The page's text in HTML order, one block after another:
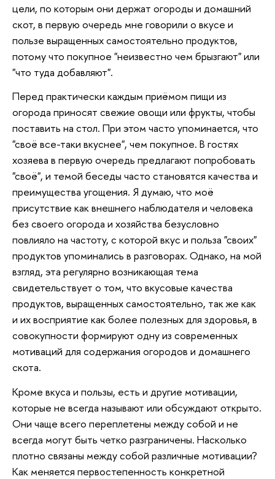
цели, по которым они держат огороды и домашний
скот, в первую очередь мне говорили о вкусе и
пользе выращенных самостоятельно продуктов,
потому что покупное "неизвестно чем брызгают" или
"что туда добавляют".
Перед практически каждым приёмом пищи из
огорода приносят свежие овощи или фрукты, чтобы
поставить на стол. При этом часто упоминается, что
"своё все-таки вкуснее", чем покупное. В гостях
хозяева в первую очередь предлагают попробовать
"своё", и темой беседы часто становятся качества и
преимущества угощения. Я думаю, что моё
присутствие как внешнего наблюдателя и человека
без своего огорода и хозяйства безусловно
повлияло на частоту, с которой вкус и польза "своих"
продуктов упоминались в разговорах. Однако, на мой
взгляд, эта регулярно возникающая тема
свидетельствует о том, что вкусовые качества
продуктов, выращенных самостоятельно, так же как
и их восприятие как более полезных для здоровья, в
совокупности формируют одну из современных
мотиваций для содержания огородов и домашнего
скота.
Кроме вкуса и пользы, есть и другие мотивации,
которые не всегда называют или обсуждают открыто.
Они чаще всего переплетены между собой и не
всегда могут быть четко разграничены. Насколько
плотно связаны между собой различные мотивации?
Как меняется первостепенность конкретной